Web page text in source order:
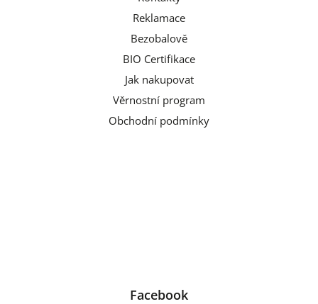
Reklamace
Bezobalově
BIO Certifikace
Jak nakupovat
Věrnostní program
Obchodní podmínky
Facebook